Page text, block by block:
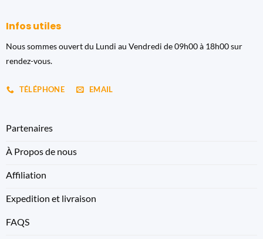
Infos utiles
Nous sommes ouvert du Lundi au Vendredi de 09h00 à 18h00 sur
rendez-vous.
TÉLÉPHONE EMAIL
Partenaires
À Propos de nous
Affiliation
Expedition et livraison
FAQS